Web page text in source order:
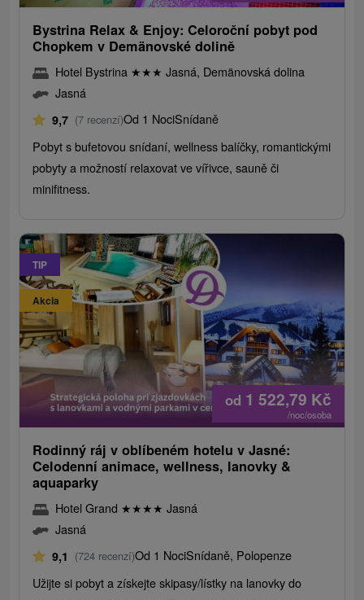
Bystrina Relax & Enjoy: Celoroční pobyt pod
Chopkem v Demänovské dolině
Hotel Bystrina ★★★ Jasná, Demänovská dolina
Jasná
9,7 (7 recenzí)Od 1 NociSnídaně
Pobyt s bufetovou snídaní, wellness balíčky, romantickými
pobyty a možností relaxovat ve vířivce, sauně či
minifitness.
TIP
Akcia
od 1 522,79 Kč
/noc/osoba
Rodinný ráj v oblíbeném hotelu v Jasné:
Celodenní animace, wellness, lanovky &
aquaparky
Hotel Grand ★★★★ Jasná
Jasná
9,1 (724 recenzí)Od 1 NociSnídaně, Polopenze
Užijte si pobyt a získejte skipasy/lístky na lanovky do